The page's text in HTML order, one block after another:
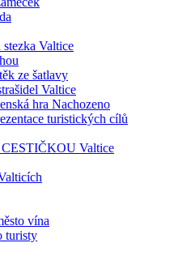
Valtice
ze šatlavy
Valtice
hra Nachozeno
turistických cílů
CESTIČKOU Valtice
vína
turisty